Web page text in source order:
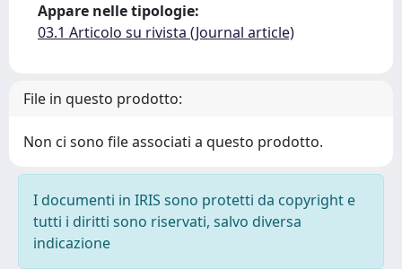
Appare nelle tipologie:
03.1 Articolo su rivista (Journal article)
File in questo prodotto:
Non ci sono file associati a questo prodotto.
I documenti in IRIS sono protetti da copyright e
tutti i diritti sono riservati, salvo diversa
indicazione